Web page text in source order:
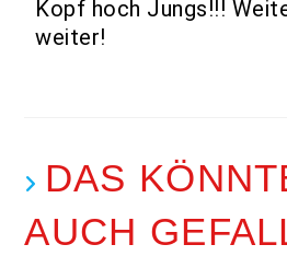
Kopf hoch Jungs!!!
weiter!
DAS
AUCH